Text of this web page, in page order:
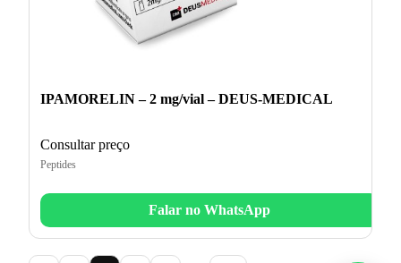
IPAMORELIN – 2 mg/vial – DEUS-MEDICAL
Consultar preço
Peptides
Falar no WhatsApp